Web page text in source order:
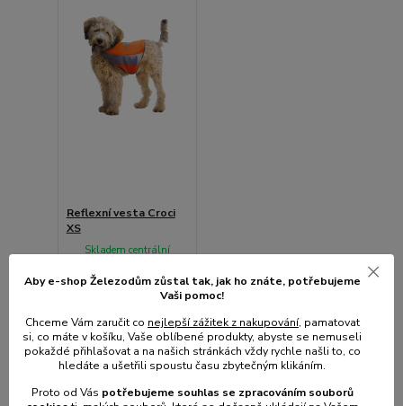
Reflexní vesta Croci
XS
78 Kč bez
DPH
Skladem centrální
prac. dnů
Přidat do košíku
Aby e-shop Železodům zůstal tak, jak ho znáte, potřebujeme
Vaši pomoc!
Chceme Vám zaručit co nejlepší zážitek z nakupování, pamatovat
si, co máte v košíku, Vaše oblíbené produkty, abyste se nemuseli
pokaždé přihlašovat a na našich stránkách vždy rychle našli to, co
hledáte a ušetřili spoustu času zbytečným klikáním.
Proto od Vás potřebujeme souhlas se zpracováním souborů